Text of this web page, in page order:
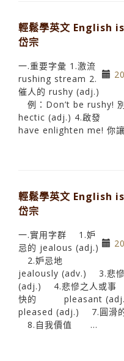
輕鬆學英文 English
岱宗
一.重要字彙 1.激流
rushing stream 2.
催人的 rushy (adj.)
例：Don’t be rushy!
hectic (adj.) 4.啟
have enlighten me! 你
輕鬆學英文 English
岱宗
一.實用字群 1.妒
忌的 jealous (adj.)
2.妒忌地
jealously (adv.)
(adj.) 4.悲慘之人或
快的 pleasant
pleased (adj.) 7.圓滑
8.自我價值 ...